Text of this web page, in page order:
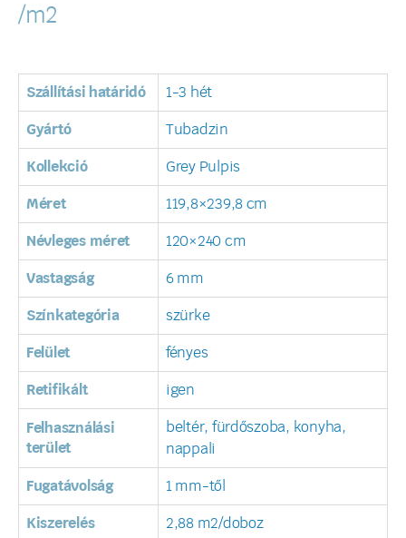
/m2
Szállítási határidó 1-3 hét
Gyártó Tubadzin
Kollekció Grey Pulpis
Méret 119,8×239,8 cm
Névleges méret 120×240 cm
Vastagság 6 mm
Színkategória szürke
Felület fényes
Retifikált igen
Felhasználási
terület
beltér, fürdőszoba, konyha,
nappali
Fugatávolság 1 mm-től
Kiszerelés 2,88 m2/doboz